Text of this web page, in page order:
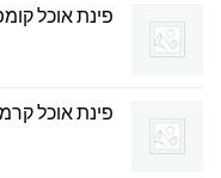
פינת אוכל קומפקטית עם
פינת אוכל קרמיקה